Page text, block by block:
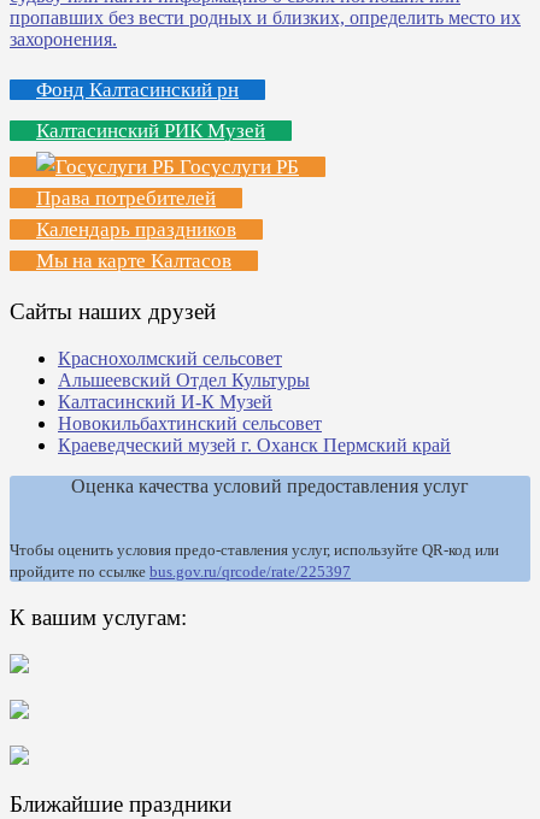
Фонд Калтасинский рн
Калтасинский РИК Музей
Госуслуги РБ
Права потребителей
Календарь праздников
Мы на карте Калтасов
Сайты наших друзей
Краснохолмский сельсовет
Альшеевский Отдел Культуры
Калтасинский И-К Музей
Новокильбахтинский сельсовет
Краеведческий музей г. Оханск Пермский край
Оценка качества условий предоставления услуг
Чтобы оценить условия предо-ставления услуг, используйте QR-код или
пройдите по ссылке bus.gov.ru/qrcode/rate/225397
К вашим услугам:
Ближайшие праздники